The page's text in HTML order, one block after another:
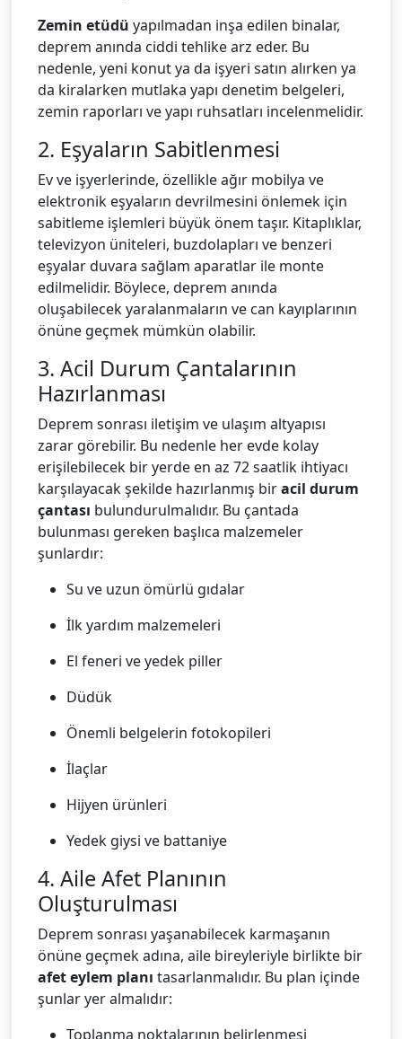
Zemin etüdü yapılmadan inşa edilen binalar,
deprem anında ciddi tehlike arz eder. Bu
nedenle, yeni konut ya da işyeri satın alırken ya
da kiralarken mutlaka yapı denetim belgeleri,
zemin raporları ve yapı ruhsatları incelenmelidir.
2. Eşyaların Sabitlenmesi
Ev ve işyerlerinde, özellikle ağır mobilya ve
elektronik eşyaların devrilmesini önlemek için
sabitleme işlemleri büyük önem taşır. Kitaplıklar,
televizyon üniteleri, buzdolapları ve benzeri
eşyalar duvara sağlam aparatlar ile monte
edilmelidir. Böylece, deprem anında
oluşabilecek yaralanmaların ve can kayıplarının
önüne geçmek mümkün olabilir.
3. Acil Durum Çantalarının
Hazırlanması
Deprem sonrası iletişim ve ulaşım altyapısı
zarar görebilir. Bu nedenle her evde kolay
erişilebilecek bir yerde en az 72 saatlik ihtiyacı
karşılayacak şekilde hazırlanmış biracil durum
çantası bulundurulmalıdır. Bu çantada
bulunması gereken başlıca malzemeler
şunlardır:
Su ve uzun ömürlü gıdalar
İlk yardım malzemeleri
El feneri ve yedek piller
Düdük
Önemli belgelerin fotokopileri
İlaçlar
Hijyen ürünleri
Yedek giysi ve battaniye
4. Aile Afet Planının
Oluşturulması
Deprem sonrası yaşanabilecek karmaşanın
önüne geçmek adına, aile bireyleriyle birlikte bir
afet eylem planı tasarlanmalıdır. Bu plan içinde
şunlar yer almalıdır:
Toplanma noktalarının belirlenmesi